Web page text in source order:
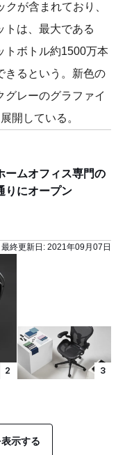
が含まれており、
トは、最大である
トボトル約1500万本
きるという。新色の
グレーのグラファイ
開している。
ームオフィス専門の
りにオープン
最終更新日: 2021年09月07日
2 3
示する